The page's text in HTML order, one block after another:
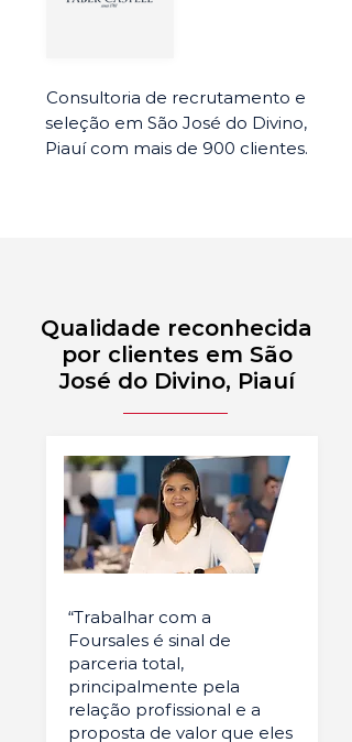
Consultoria de recrutamento e
seleção em São José do Divino,
Piauí com mais de 900 clientes.
Qualidade reconhecida
por clientes em São
José do Divino, Piauí
“Trabalhar com a
Foursales é sinal de
parceria total,
principalmente pela
relação profissional e a
proposta de valor que eles